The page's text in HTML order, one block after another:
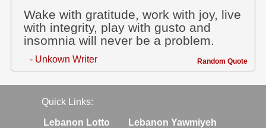
Wake with gratitude, work with joy, live
with integrity, play with gusto and
insomnia will never be a problem.
- Unkown Writer Random Quote
Quick Links:
Lebanon Lotto Lebanon Yawmiyeh